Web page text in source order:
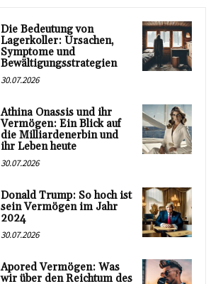
Die Bedeutung von
Lagerkoller: Ursachen,
Symptome und
Bewältigungsstrategien
30.07.2026
Athina Onassis und ihr
Vermögen: Ein Blick auf
die Milliardenerbin und
ihr Leben heute
30.07.2026
Donald Trump: So hoch ist
sein Vermögen im Jahr
2024
30.07.2026
Apored Vermögen: Was
wir über den Reichtum des